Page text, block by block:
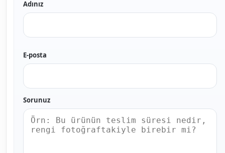
Adınız
E-posta
Sorunuz